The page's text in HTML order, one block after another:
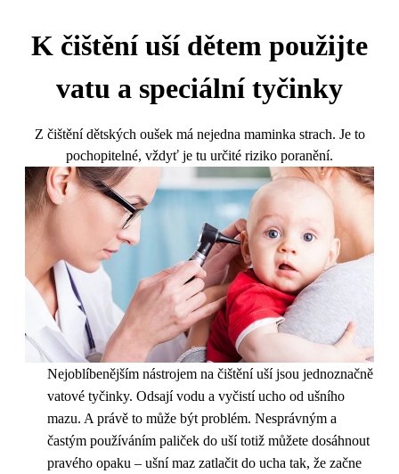
K čištění uší dětem použijte
vatu a speciální tyčinky
Z čištění dětských oušek má nejedna maminka strach. Je to
pochopitelné, vždyť je tu určité riziko poranění.
Nejoblíbenějším nástrojem na čištění uší jsou jednoznačně
vatové tyčinky. Odsají vodu a vyčistí ucho od ušního
mazu. A právě to může být problém. Nesprávným a
častým používáním paliček do uší totiž můžete dosáhnout
pravého opaku – ušní maz zatlačit do ucha tak, že začne